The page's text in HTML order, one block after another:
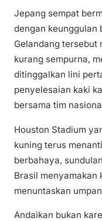
Jepang sempat
dengan keunggulan
Gelandang tersebut
kurang sempurna,
ditinggalkan lini
penyelesaian kaki
bersama tim
Houston Stadium
kuning terus
berbahaya,
Brasil menyamakan
menuntaskan
Andaikan bukan